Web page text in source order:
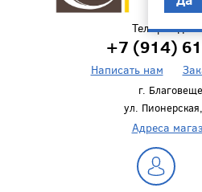
Телефон для
+7 (914)
Написать нам
г.
ул.
Адреса